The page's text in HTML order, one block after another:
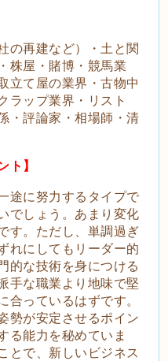
の再建など）・土と関
株屋・賭博・競馬業
立て屋の業界・古物中
ラップ業界・リスト
・評論家・相場師・清
ト】
途に努力するタイプで
でしょう。あまり変化
す。ただし、単調過ぎ
れにしてもリーダー的
的な技術を身につける
手な職業より地味で堅
合っているはずです。
勢が安定させるポイン
る能力を秘めていま
とで、新しいビジネス